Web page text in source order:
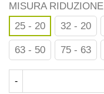
MISURA RIDUZIONE
25 - 20
32 - 20
63 - 50 75 - 63
-